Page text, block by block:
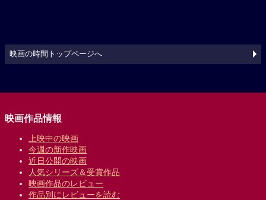
映画の時間トップページへ
映画作品情報
上映中の映画
今週の新作映画
近日公開の映画
人気シリーズ＆受賞作品
映画作品のレビュー
作品別にレビューを読む